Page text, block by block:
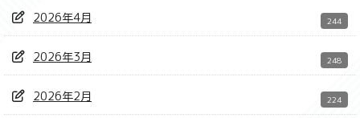
2026年4月 244
2026年3月 248
2026年2月 224